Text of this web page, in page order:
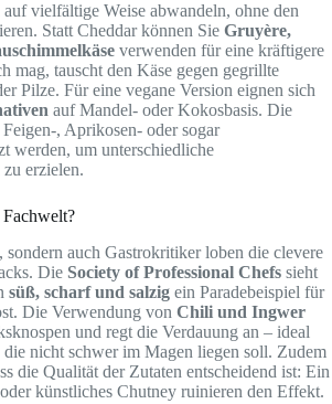
vielfältige Weise abwandeln, ohne den
Statt Cheddar können Sie Gruyère,
verwenden für eine kräftigere
mag, tauscht den Käse gegen gegrillte
Pilze. Für eine vegane Version eignen sich
auf Mandel- oder Kokosbasis. Die
, Aprikosen- oder sogar
werden, um unterschiedliche
erzielen.
Fachwelt?
auch Gastrokritiker loben die clevere
Die Society of Professional Chefs sieht
süß, scharf und salzig ein Paradebeispiel für
Die Verwendung von Chili und Ingwer
und regt die Verdauung an – ideal
nicht schwer im Magen liegen soll. Zudem
die Qualität der Zutaten entscheidend ist: Ein
oder künstliches Chutney ruinieren den Effekt.